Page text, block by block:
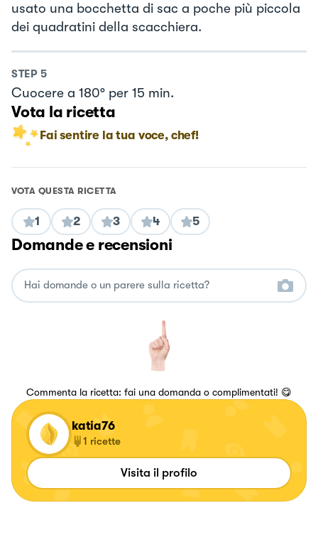
usato una bocchetta di sac a poche più piccola
dei quadratini della scacchiera.
STEP 5
Cuocere a 180° per 15 min.
Vota la ricetta
Fai sentire la tua voce, chef!
VOTA QUESTA RICETTA
1 2 3 4 5
Domande e recensioni
Commenta la ricetta: fai una domanda o complimentati! 😋
katia76
1 ricette
Visita il profilo